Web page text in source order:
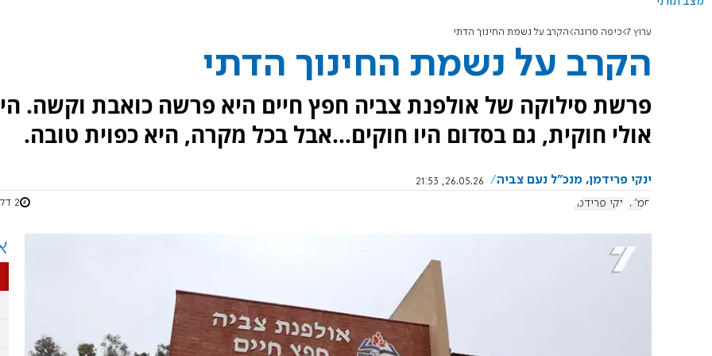
ערוץ 7 כיפה סרוגה הקרב על נשמת החינוך הדתי
הקרב על נשמת החינוך הדתי
פרשת סילוקה של אולפנת צביה חפץ חיים היא פרשה כואבת וקשה.
אולי חוקית, גם בסדום היו חוקים...אבל בכל מקרה, היא כפוית טובה.
ינקי פרידמן, מנכ"ל נעם צביה
26.05.26, 21:53
חמ"ד
ינקי פרידמן 2 דקות